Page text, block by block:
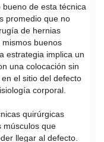
de esta técnica
promedio que no
de hernias
buenos
estrategia implica un
una colocación sin
el sitio del defecto
corporal.
quirúrgicas
músculos que
llegar al defecto.